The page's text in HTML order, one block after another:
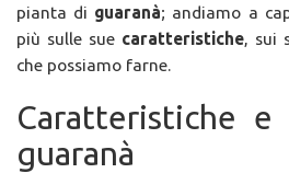
pianta di guaranà; andiamo a
più sulle sue caratteristiche, sui
che possiamo farne.
Caratteristiche
guaranà